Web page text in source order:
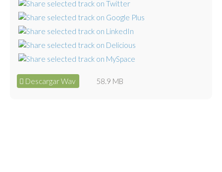
Descargar Wav 58.9 MB